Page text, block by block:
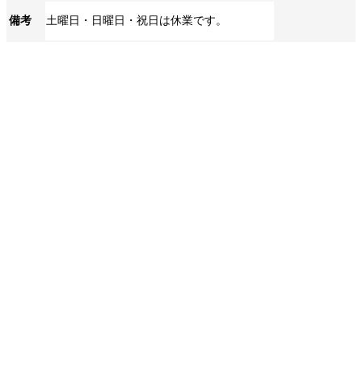
備考 土曜日・日曜日・祝日は休業です。